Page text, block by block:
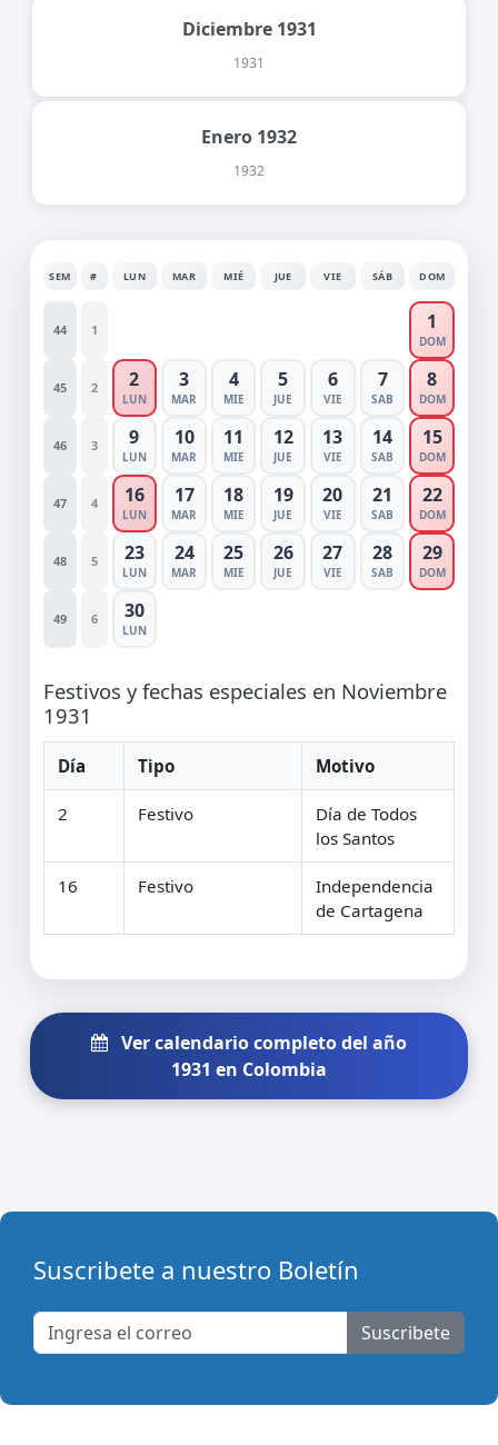
Diciembre 1931
1931
Enero 1932
1932
SEM # LUN MAR MIÉ JUE VIE SÁB DOM
44 1 1
DOM
45 2 2
LUN
3
MAR
4
MIE
5
JUE
6
VIE
7
SAB
8
DOM
46 3 9
LUN
10
MAR
11
MIE
12
JUE
13
VIE
14
SAB
15
DOM
47 4 16
LUN
17
MAR
18
MIE
19
JUE
20
VIE
21
SAB
22
DOM
48 5 23
LUN
24
MAR
25
MIE
26
JUE
27
VIE
28
SAB
29
DOM
49 6 30
LUN
Festivos y fechas especiales en Noviembre
1931
Día Tipo Motivo
2 Festivo
Día de Todos
los Santos
16 Festivo
Independencia
de Cartagena
Ver calendario completo del año
1931 en Colombia
Suscribete a nuestro Boletín
Suscribete